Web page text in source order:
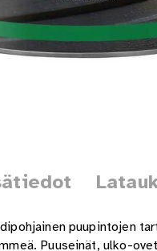
puupintojen
Puuseinät, ulko-